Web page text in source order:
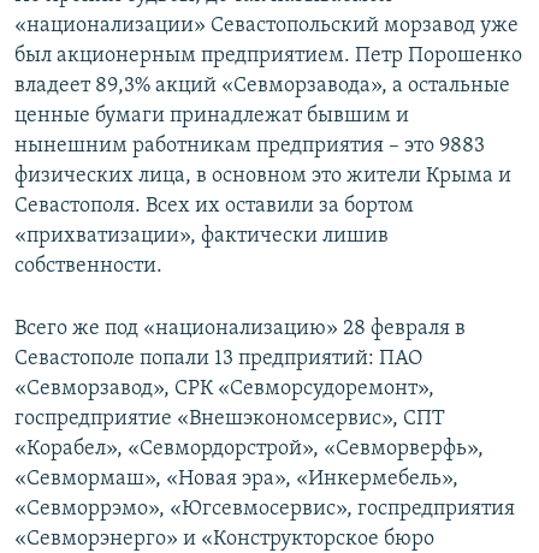
«национализации» Севастопольский морзавод уже
был акционерным предприятием. Петр Порошенко
владеет 89,3% акций «Севморзавода», а остальные
ценные бумаги принадлежат бывшим и
нынешним работникам предприятия – это 9883
физических лица, в основном это жители Крыма и
Севастополя. Всех их оставили за бортом
«прихватизации», фактически лишив
собственности.
Всего же под «национализацию» 28 февраля в
Севастополе попали 13 предприятий: ПАО
«Севморзавод», СРК «Севморсудоремонт»,
госпредприятие «Внешэкономсервис», СПТ
«Корабел», «Севмордорстрой», «Севморверфь»,
«Севмормаш», «Новая эра», «Инкермебель»,
«Севморрэмо», «Югсевмосервис», госпредприятия
«Севморэнерго» и «Конструкторское бюро